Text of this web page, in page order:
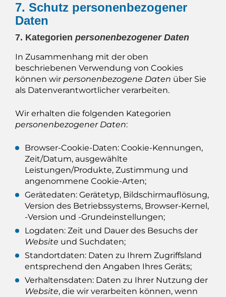
7. Schutz personenbezogener
Daten
7. Kategorien personenbezogener Daten
In Zusammenhang mit der oben
beschriebenen Verwendung von Cookies
können wir personenbezogene Daten über Sie
als Datenverantwortlicher verarbeiten.
Wir erhalten die folgenden Kategorien
personenbezogener Daten:
Browser-Cookie-Daten: Cookie-Kennungen,
Zeit/Datum, ausgewählte
Leistungen/Produkte, Zustimmung und
angenommene Cookie-Arten;
Gerätedaten: Gerätetyp, Bildschirmauflösung,
Version des Betriebssystems, Browser-Kernel,
-Version und -Grundeinstellungen;
Logdaten: Zeit und Dauer des Besuchs der
Website und Suchdaten;
Standortdaten: Daten zu Ihrem Zugriffsland
entsprechend den Angaben Ihres Geräts;
Verhaltensdaten: Daten zu Ihrer Nutzung der
Website, die wir verarbeiten können, wenn